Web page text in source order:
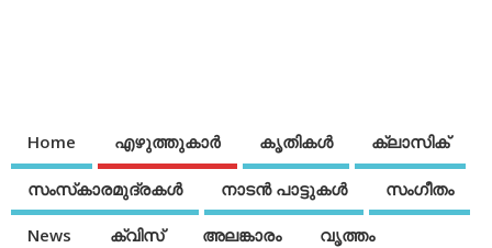
Home എഴുത്തുകാര്‍ കൃതികൾ ക്ലാസിക്
സംസ്‌കാരമുദ്രകള്‍ നാടന്‍ പാട്ടുകള്‍ സംഗീതം
News ക്വിസ് അലങ്കാരം വൃത്തം